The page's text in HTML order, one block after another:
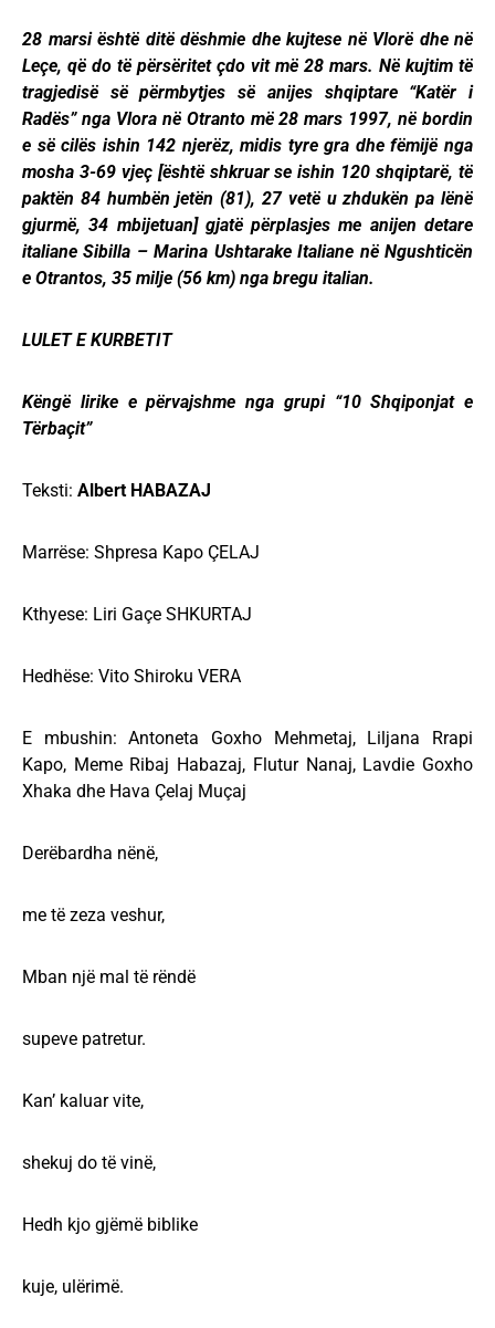
28 marsi është ditë dëshmie dhe kujtese në Vlorë dhe në
Leçe, që do të përsëritet çdo vit më 28 mars. Në kujtim të
tragjedisë së përmbytjes së anijes shqiptare “Katër i
Radës” nga Vlora në Otranto më 28 mars 1997, në bordin
e së cilës ishin 142 njerëz, midis tyre gra dhe fëmijë nga
mosha 3-69 vjeç [është shkruar se ishin 120 shqiptarë, të
paktën 84 humbën jetën (81), 27 vetë u zhdukën pa lënë
gjurmë, 34 mbijetuan] gjatë përplasjes me anijen detare
italiane Sibilla – Marina Ushtarake Italiane në Ngushticën
e Otrantos, 35 milje (56 km) nga bregu italian.
LULET E KURBETIT
Këngë lirike e përvajshme nga grupi “10 Shqiponjat e
Tërbaçit”
Teksti: Albert HABAZAJ
Marrëse: Shpresa Kapo ÇELAJ
Kthyese: Liri Gaçe SHKURTAJ
Hedhëse: Vito Shiroku VERA
E mbushin: Antoneta Goxho Mehmetaj, Liljana Rrapi
Kapo, Meme Ribaj Habazaj, Flutur Nanaj, Lavdie Goxho
Xhaka dhe Hava Çelaj Muçaj
Derëbardha nënë,
me të zeza veshur,
Mban një mal të rëndë
supeve patretur.
Kan’ kaluar vite,
shekuj do të vinë,
Hedh kjo gjëmë biblike
kuje, ulërimë.